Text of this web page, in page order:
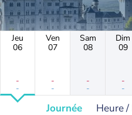
Jeu
06
-
-
Ven
07
-
-
Sam
08
-
-
Dim
09
-
-
Journée Heure